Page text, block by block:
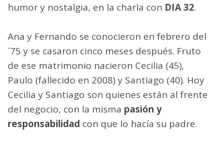
humor y nostalgia, en la charla con DIA 32.
Ana y Fernando se conocieron en febrero del
´75 y se casaron cinco meses después. Fruto
de ese matrimonio nacieron Cecilia (45),
Paulo (fallecido en 2008) y Santiago (40). Hoy
Cecilia y Santiago son quienes están al frente
del negocio, con la misma pasión y
responsabilidad con que lo hacía su padre.